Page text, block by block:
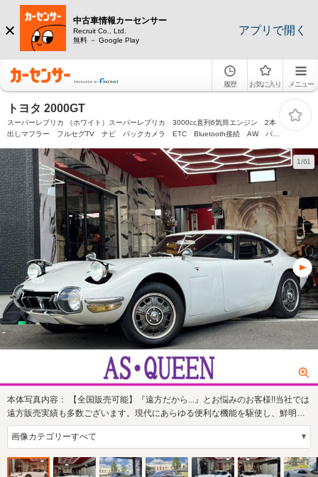
中古車情報カーセンサー
Recruit Co., Ltd.
無料 － Google Play
アプリで開く
履歴 お気に入り メニュー
トヨタ 2000GT
スーパーレプリカ （ホワイト）スーパーレプリカ 3000cc直列6気筒エンジン 2本
出しマフラー フルセグTV ナビ バックカメラ ETC Bluetooth接続 AW パワ
1/61
本体写真内容：
【全国販売可能】『遠方だから...』とお悩みのお客様!!当社では
遠方販売実績も多数ございます。現代にあらゆる便利な機能を駆使し、鮮明に
状態をお…